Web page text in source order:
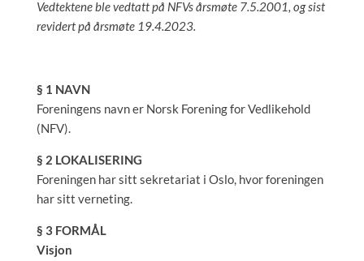
Vedtektene ble vedtatt på NFVs årsmøte 7.5.2001, og sist
revidert på årsmøte 19.4.2023.
§ 1 NAVN
Foreningens navn er Norsk Forening for Vedlikehold
(NFV).
§ 2 LOKALISERING
Foreningen har sitt sekretariat i Oslo, hvor foreningen
har sitt verneting.
§ 3 FORMÅL
Visjon